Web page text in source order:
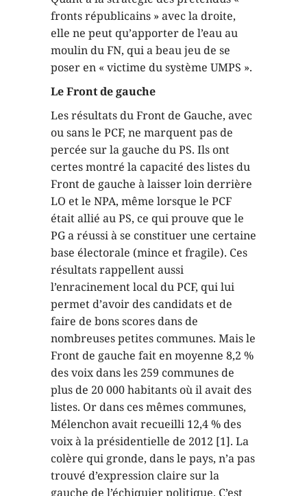
fronts républicains » avec la droite,
elle ne peut qu’apporter de l’eau au
moulin du FN, qui a beau jeu de se
poser en « victime du système UMPS ».
Le Front de gauche
Les résultats du Front de Gauche, avec
ou sans le PCF, ne marquent pas de
percée sur la gauche du PS. Ils ont
certes montré la capacité des listes du
Front de gauche à laisser loin derrière
LO et le NPA, même lorsque le PCF
était allié au PS, ce qui prouve que le
PG a réussi à se constituer une certaine
base électorale (mince et fragile). Ces
résultats rappellent aussi
l’enracinement local du PCF, qui lui
permet d’avoir des candidats et de
faire de bons scores dans de
nombreuses petites communes. Mais le
Front de gauche fait en moyenne 8,2 %
des voix dans les 259 communes de
plus de 20 000 habitants où il avait des
listes. Or dans ces mêmes communes,
Mélenchon avait recueilli 12,4 % des
voix à la présidentielle de 2012 [1]. La
colère qui gronde, dans le pays, n’a pas
trouvé d’expression claire sur la
gauche de l’échiquier politique. C’est